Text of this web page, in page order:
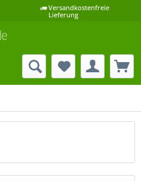
Versandkostenfreie
Lieferung